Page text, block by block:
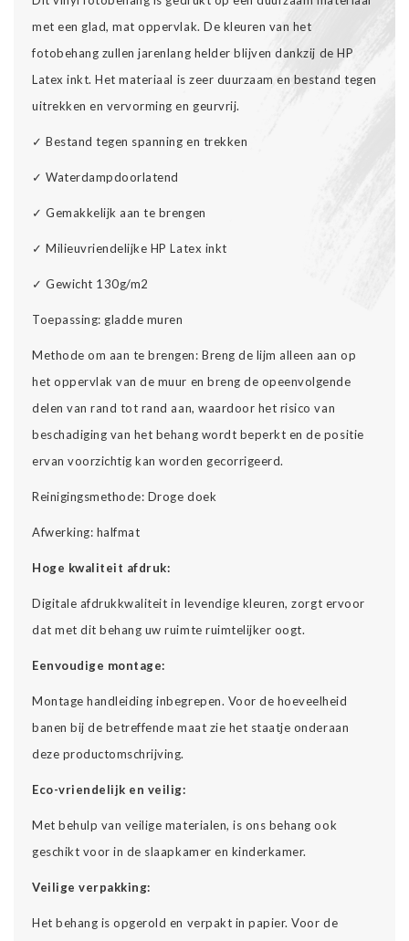
met een glad, mat oppervlak. De kleuren van het
fotobehang zullen jarenlang helder blijven dankzij de HP
Latex inkt. Het materiaal is zeer duurzaam en bestand tegen
uitrekken en vervorming en geurvrij.
✓ Bestand tegen spanning en trekken
✓ Waterdampdoorlatend
✓ Gemakkelijk aan te brengen
✓ Milieuvriendelijke HP Latex inkt
✓ Gewicht 130g/m2
Toepassing: gladde muren
Methode om aan te brengen: Breng de lijm alleen aan op
het oppervlak van de muur en breng de opeenvolgende
delen van rand tot rand aan, waardoor het risico van
beschadiging van het behang wordt beperkt en de positie
ervan voorzichtig kan worden gecorrigeerd.
Reinigingsmethode: Droge doek
Afwerking: halfmat
Hoge kwaliteit afdruk:
Digitale afdrukkwaliteit in levendige kleuren, zorgt ervoor
dat met dit behang uw ruimte ruimtelijker oogt.
Eenvoudige montage:
Montage handleiding inbegrepen. Voor de hoeveelheid
banen bij de betreffende maat zie het staatje onderaan
deze productomschrijving.
Eco-vriendelijk en veilig:
Met behulp van veilige materialen, is ons behang ook
geschikt voor in de slaapkamer en kinderkamer.
Veilige verpakking:
Het behang is opgerold en verpakt in papier. Voor de